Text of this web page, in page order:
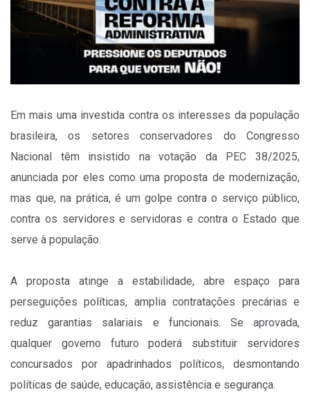
Em mais uma investida contra os interesses da população
brasileira, os setores conservadores do Congresso
Nacional têm insistido na votação da PEC 38/2025,
anunciada por eles como uma proposta de modernização,
mas que, na prática, é um golpe contra o serviço público,
contra os servidores e servidoras e contra o Estado que
serve à população.
A proposta atinge a estabilidade, abre espaço para
perseguições políticas, amplia contratações precárias e
reduz garantias salariais e funcionais. Se aprovada,
qualquer governo futuro poderá substituir servidores
concursados por apadrinhados políticos, desmontando
políticas de saúde, educação, assistência e segurança.